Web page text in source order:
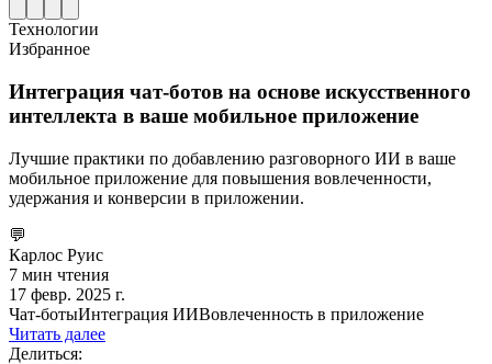
Технологии
Избранное
Интеграция чат-ботов на основе искусственного
интеллекта в ваше мобильное приложение
Лучшие практики по добавлению разговорного ИИ в ваше
мобильное приложение для повышения вовлеченности,
удержания и конверсии в приложении.
💬
Карлос Руис
7 мин чтения
17 февр. 2025 г.
Чат-ботыИнтеграция ИИВовлеченность в приложение
Читать далее
Делиться: